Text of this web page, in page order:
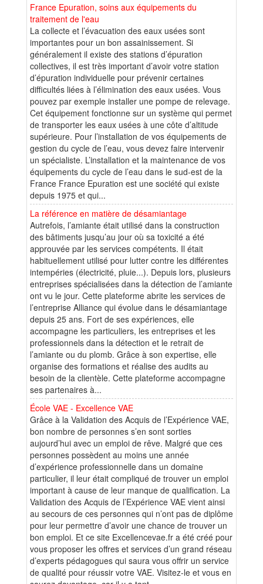
France Epuration, soins aux équipements du
traitement de l'eau
La collecte et l’évacuation des eaux usées sont
importantes pour un bon assainissement. Si
généralement il existe des stations d’épuration
collectives, il est très important d’avoir votre station
d’épuration individuelle pour prévenir certaines
difficultés liées à l’élimination des eaux usées. Vous
pouvez par exemple installer une pompe de relevage.
Cet équipement fonctionne sur un système qui permet
de transporter les eaux usées à une côte d’altitude
supérieure. Pour l’installation de vos équipements de
gestion du cycle de l’eau, vous devez faire intervenir
un spécialiste. L’installation et la maintenance de vos
équipements du cycle de l’eau dans le sud-est de la
France France Epuration est une société qui existe
depuis 1975 et qui...
La référence en matière de désamiantage
Autrefois, l’amiante était utilisé dans la construction
des bâtiments jusqu’au jour où sa toxicité a été
approuvée par les services compétents. Il était
habituellement utilisé pour lutter contre les différentes
intempéries (électricité, pluie...). Depuis lors, plusieurs
entreprises spécialisées dans la détection de l’amiante
ont vu le jour. Cette plateforme abrite les services de
l’entreprise Alliance qui évolue dans le désamiantage
depuis 25 ans. Fort de ses expériences, elle
accompagne les particuliers, les entreprises et les
professionnels dans la détection et le retrait de
l’amiante ou du plomb. Grâce à son expertise, elle
organise des formations et réalise des audits au
besoin de la clientèle. Cette plateforme accompagne
ses partenaires à...
École VAE - Excellence VAE
Grâce à la Validation des Acquis de l’Expérience VAE,
bon nombre de personnes s’en sont sorties
aujourd’hui avec un emploi de rêve. Malgré que ces
personnes possèdent au moins une année
d’expérience professionnelle dans un domaine
particulier, il leur était compliqué de trouver un emploi
important à cause de leur manque de qualification. La
Validation des Acquis de l’Expérience VAE vient ainsi
au secours de ces personnes qui n’ont pas de diplôme
pour leur permettre d’avoir une chance de trouver un
bon emploi. Et ce site Excellencevae.fr a été créé pour
vous proposer les offres et services d’un grand réseau
d’experts pédagogues qui saura vous offrir un service
de qualité pour réussir votre VAE. Visitez-le et vous en